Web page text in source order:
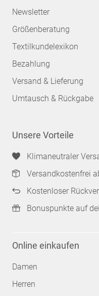
Newsletter
Größenberatung
Textilkundelexikon
Bezahlung
Versand & Lieferung
Umtausch & Rückgabe
Unsere Vorteile
Klimaneutraler
Versandkostenfrei
Kostenloser
Bonuspunkte auf
Online einkaufen
Damen
Herren